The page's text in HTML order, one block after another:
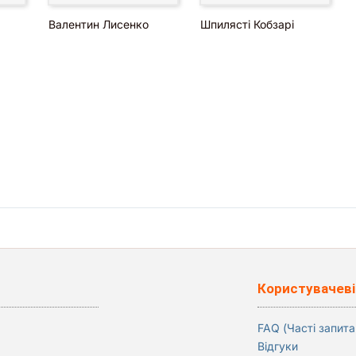
Валентин Лисенко Шпилясті Кобзарі
Користувачеві
FAQ (Часті
Відгуки